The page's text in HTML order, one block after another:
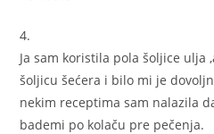
4.
Ja sam koristila pola šoljice ulja
šoljicu šećera i bilo mi je
nekim receptima sam nalazila
bademi po kolaču pre pečenja.